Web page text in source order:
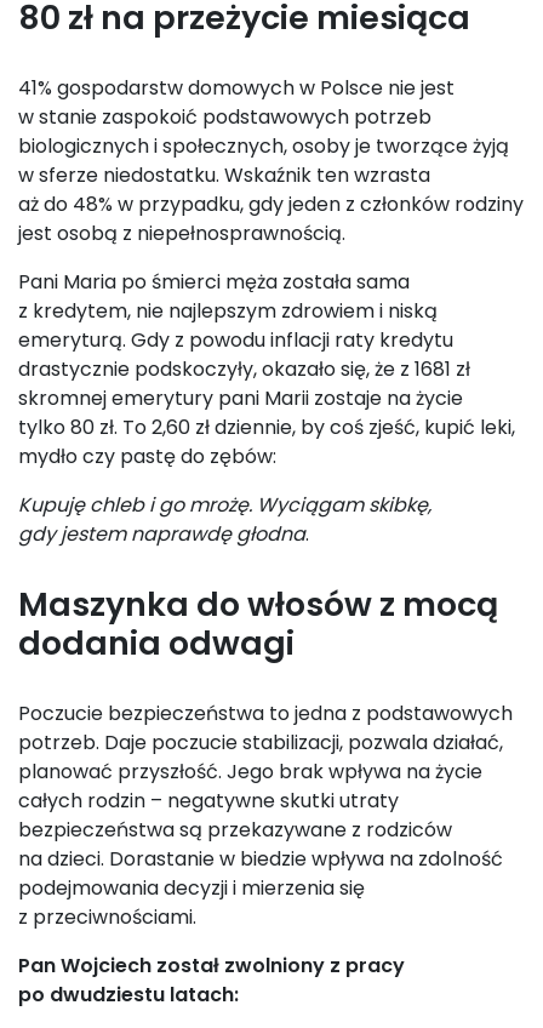
80 zł na przeżycie miesiąca
41% gospodarstw domowych w Polsce nie jest
w stanie zaspokoić podstawowych potrzeb
biologicznych i społecznych, osoby je tworzące żyją
w sferze niedostatku. Wskaźnik ten wzrasta
aż do 48% w przypadku, gdy jeden z członków rodziny
jest osobą z niepełnosprawnością.
Pani Maria po śmierci męża została sama
z kredytem, nie najlepszym zdrowiem i niską
emeryturą. Gdy z powodu inflacji raty kredytu
drastycznie podskoczyły, okazało się, że z 1681 zł
skromnej emerytury pani Marii zostaje na życie
tylko 80 zł. To 2,60 zł dziennie, by coś zjeść, kupić leki,
mydło czy pastę do zębów:
Kupuję chleb i go mrożę. Wyciągam skibkę,
gdy jestem naprawdę głodna.
Maszynka do włosów z mocą
dodania odwagi
Poczucie bezpieczeństwa to jedna z podstawowych
potrzeb. Daje poczucie stabilizacji, pozwala działać,
planować przyszłość. Jego brak wpływa na życie
całych rodzin – negatywne skutki utraty
bezpieczeństwa są przekazywane z rodziców
na dzieci. Dorastanie w biedzie wpływa na zdolność
podejmowania decyzji i mierzenia się
z przeciwnościami.
Pan Wojciech został zwolniony z pracy
po dwudziestu latach: